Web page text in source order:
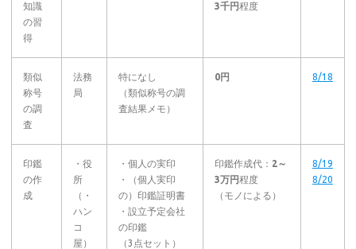
知識
の習
得
3千円程度
類似
称号
の調
査
法務
局
特になし
（類似称号の調
査結果メモ）
0円 8/18
印鑑
の作
成
・役
所
（・
ハン
コ
屋）
・個人の実印
・（個人実印
の）印鑑証明書
・設立予定会社
の印鑑
（3点セット）
印鑑作成代： 2～
3万円程度
（モノによる）
8/19
8/20